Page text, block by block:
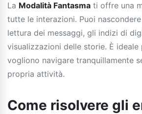
La Modalità Fantasma ti offre una
tutte le interazioni. Puoi
lettura dei messaggi, gli indizi di
visualizzazioni delle storie. È
vogliono navigare tranquillamente
propria attività.
Come risolvere gli